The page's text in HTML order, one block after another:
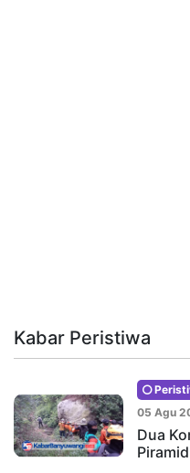
Kabar Peristiwa
05 Agu
Dua